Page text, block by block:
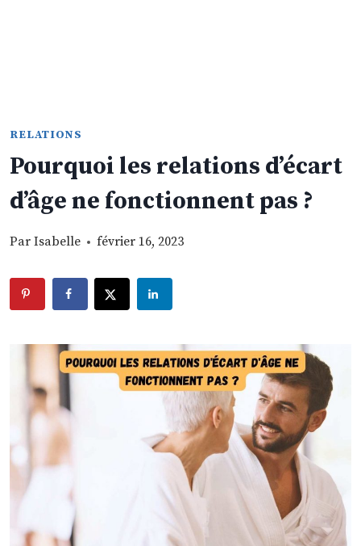
RELATIONS
Pourquoi les relations d’écart
d’âge ne fonctionnent pas ?
Par Isabelle février 16, 2023